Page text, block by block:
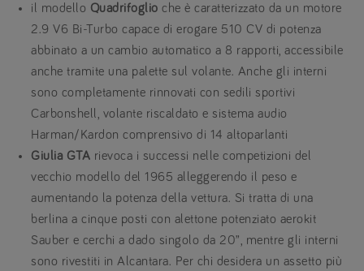
il modello Quadrifoglio che è caratterizzato da un motore
2.9 V6 Bi-Turbo capace di erogare 510 CV di potenza
abbinato a un cambio automatico a 8 rapporti, accessibile
anche tramite una palette sul volante. Anche gli interni
sono completamente rinnovati con sedili sportivi
Carbonshell, volante riscaldato e sistema audio
Harman/Kardon comprensivo di 14 altoparlanti
Giulia GTA rievoca i successi nelle competizioni del
vecchio modello del 1965 alleggerendo il peso e
aumentando la potenza della vettura. Si tratta di una
berlina a cinque posti con alettone potenziato aerokit
Sauber e cerchi a dado singolo da 20”, mentre gli interni
sono rivestiti in Alcantara. Per chi desidera un assetto più